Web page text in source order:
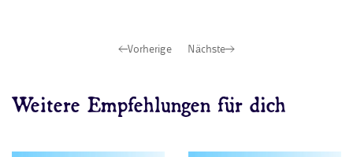
Vorherige Nächste
Weitere Empfehlungen für dich